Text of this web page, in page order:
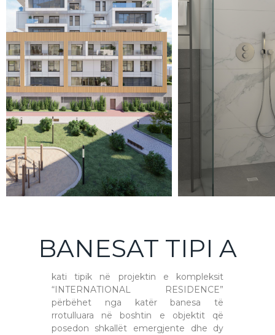
BANESAT TIPI A
kati tipik në projektin e kompleksit
“INTERNATIONAL RESIDENCE”
përbëhet nga katër banesa të
rrotulluara në boshtin e objektit që
posedon shkallët emergjente dhe dy